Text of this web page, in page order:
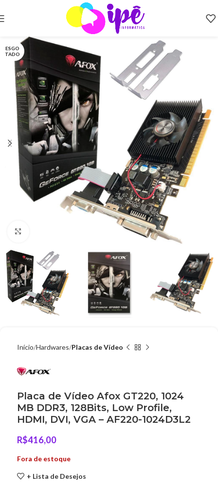
ESGO
TADO
Início Hardwares Placas de Vídeo
Placa de Vídeo Afox GT220, 1024
MB DDR3, 128Bits, Low Profile,
HDMI, DVI, VGA – AF220-1024D3L2
R$416,00
Fora de estoque
+ Lista de Desejos